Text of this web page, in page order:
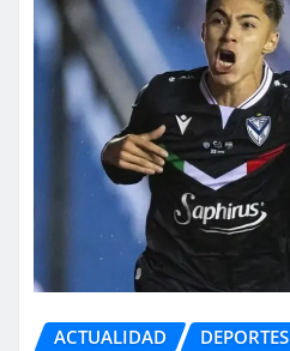
ACTUALIDAD DEPORTES